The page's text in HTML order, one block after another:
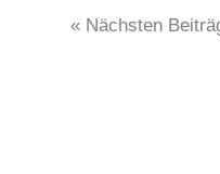
« Nächsten